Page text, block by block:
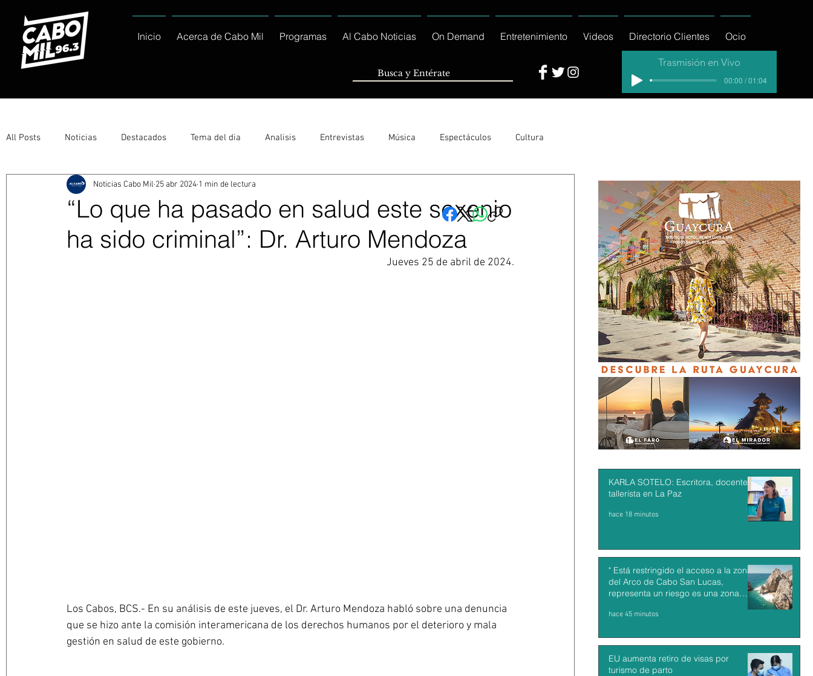
Inicio Acerca de Cabo Mil Programas Al Cabo Noticias On Demand Entretenimiento Videos Directorio Clientes Ocio
Trasmisión en Vivo
00:00 / 01:04
All Posts Noticias Destacados Tema del dia Analisis Entrevistas Música Espectáculos Cultura
Entérate Deportes La buena del día
Ayuntamiento de Los Cabos Informa Nacionales e Internacionales Columnas Locales Los Cabos
“Lo que ha pasado en salud este sexenio
ha sido criminal”: Dr. Arturo Mendoza
Noticias Cabo Mil 25 abr 2024 1 min de lectura
Jueves 25 de abril de 2024.
Los Cabos, BCS.- En su análisis de este jueves, el Dr. Arturo Mendoza habló sobre una denuncia
que se hizo ante la comisión interamericana de los derechos humanos por el deterioro y mala
gestión en salud de este gobierno.
KARLA SOTELO: Escritora, docente y
tallerista en La Paz
hace 18 minutos
" Está restringido el acceso a la zona
del Arco de Cabo San Lucas,
representa un riesgo es una zona
hace 45 minutos
EU aumenta retiro de visas por
turismo de parto